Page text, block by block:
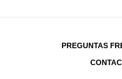
PREGUNTAS